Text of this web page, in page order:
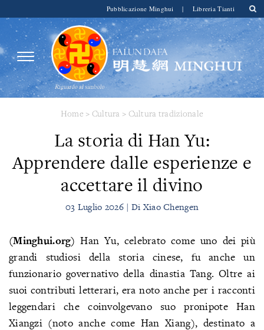
Pubblicazione Minghui | Libreria Tianti
Home > Cultura > Cultura tradizionale
La storia di Han Yu:
Apprendere dalle esperienze e
accettare il divino
03 Luglio 2026 | Di Xiao Chengen
(Minghui.org) Han Yu, celebrato come uno dei più
grandi studiosi della storia cinese, fu anche un
funzionario governativo della dinastia Tang. Oltre ai
suoi contributi letterari, era noto anche per i racconti
leggendari che coinvolgevano suo pronipote Han
Xiangzi (noto anche come Han Xiang), destinato a